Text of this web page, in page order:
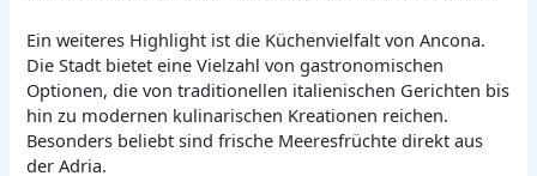
Ein weiteres Highlight ist die Küchenvielfalt von Ancona.
Die Stadt bietet eine Vielzahl von gastronomischen
Optionen, die von traditionellen italienischen Gerichten bis
hin zu modernen kulinarischen Kreationen reichen.
Besonders beliebt sind frische Meeresfrüchte direkt aus
der Adria.